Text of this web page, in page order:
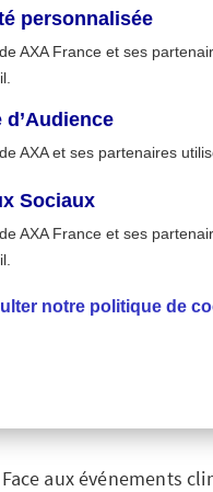
Face
Face aux événements
personnalisée
AXA France et ses
d’Audience
AXA et ses partenaires
Sociaux
AXA France et ses
notre politique de